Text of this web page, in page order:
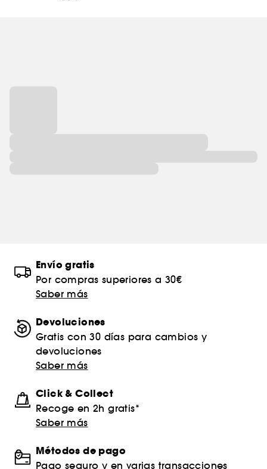
Envío gratis
Por compras superiores a 30€
Saber más
Devoluciones
Gratis con 30 días para cambios y
devoluciones
Saber más
Click & Collect
Recoge en 2h gratis*
Saber más
Métodos de pago
Pago seguro y en varias transacciones